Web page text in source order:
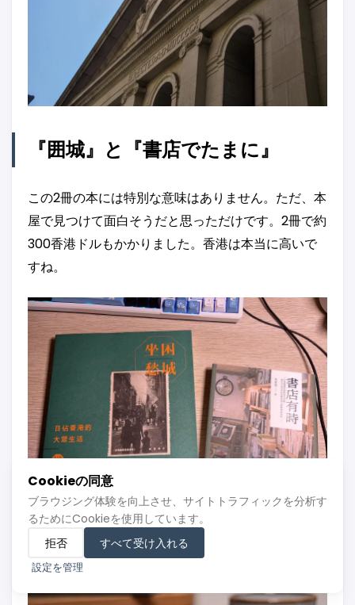
『囲城』と『書店でたまに』
この2冊の本には特別な意味はありません。ただ、本
屋で見つけて面白そうだと思っただけです。2冊で約
300香港ドルもかかりました。香港は本当に高いで
すね。
Cookieの同意
ブラウジング体験を向上させ、サイトトラフィックを分析す
るためにCookieを使用しています。
拒否
すべて受け入れる
設定を管理